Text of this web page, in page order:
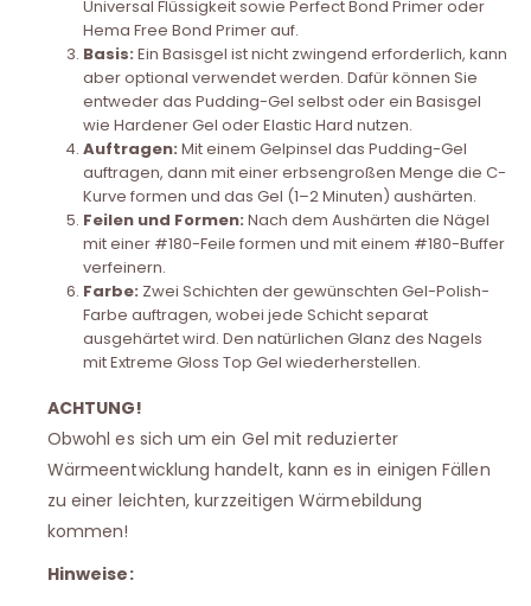
Universal Flüssigkeit sowie Perfect Bond Primer oder
Hema Free Bond Primer auf.
Basis: Ein Basisgel ist nicht zwingend erforderlich, kann
aber optional verwendet werden. Dafür können Sie
entweder das Pudding-Gel selbst oder ein Basisgel
wie Hardener Gel oder Elastic Hard nutzen.
Auftragen: Mit einem Gelpinsel das Pudding-Gel
auftragen, dann mit einer erbsengroßen Menge die C-
Kurve formen und das Gel (1–2 Minuten) aushärten.
Feilen und Formen: Nach dem Aushärten die Nägel
mit einer #180-Feile formen und mit einem #180-Buffer
verfeinern.
Farbe: Zwei Schichten der gewünschten Gel-Polish-
Farbe auftragen, wobei jede Schicht separat
ausgehärtet wird. Den natürlichen Glanz des Nagels
mit Extreme Gloss Top Gel wiederherstellen.
ACHTUNG!
Obwohl es sich um ein Gel mit reduzierter
Wärmeentwicklung handelt, kann es in einigen Fällen
zu einer leichten, kurzzeitigen Wärmebildung
kommen!
Hinweise: